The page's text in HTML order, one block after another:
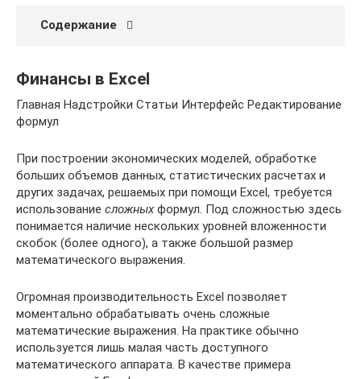
Содержание
Финансы в Excel
Главная Надстройки Статьи Интерфейс Редактирование
формул
При построении экономических моделей, обработке
больших объемов данных, статистических расчетах и
других задачах, решаемых при помощи Excel, требуется
использование сложных формул. Под сложностью здесь
понимается наличие нескольких уровней вложенности
скобок (более одного), а также большой размер
математического выражения.
Огромная производительность Excel позволяет
моментально обрабатывать очень сложные
математические выражения. На практике обычно
используется лишь малая часть доступного
математического аппарата. В качестве примера